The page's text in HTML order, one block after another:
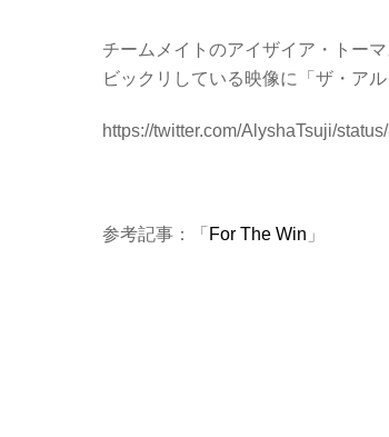
チームメイトのアイザイア・トー
ビックリしている映像に「ザ・ア
https://twitter.com/AlyshaTsuji/
参考記事：「 For The Win 」